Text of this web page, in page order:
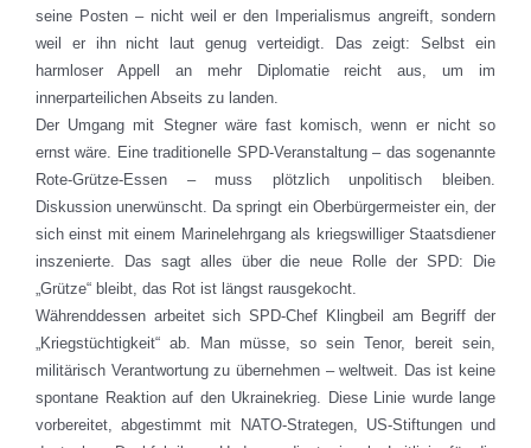
seine Posten – nicht weil er den Imperialismus angreift, sondern
weil er ihn nicht laut genug verteidigt. Das zeigt: Selbst ein
harmloser Appell an mehr Diplomatie reicht aus, um im
innerparteilichen Abseits zu landen.
Der Umgang mit Stegner wäre fast komisch, wenn er nicht so
ernst wäre. Eine traditionelle SPD-Veranstaltung – das sogenannte
Rote-Grütze-Essen – muss plötzlich unpolitisch bleiben.
Diskussion unerwünscht. Da springt ein Oberbürgermeister ein, der
sich einst mit einem Marinelehrgang als kriegswilliger Staatsdiener
inszenierte. Das sagt alles über die neue Rolle der SPD: Die
„Grütze“ bleibt, das Rot ist längst rausgekocht.
Währenddessen arbeitet sich SPD-Chef Klingbeil am Begriff der
„Kriegstüchtigkeit“ ab. Man müsse, so sein Tenor, bereit sein,
militärisch Verantwortung zu übernehmen – weltweit. Das ist keine
spontane Reaktion auf den Ukraine­krieg. Diese Linie wurde lange
vorbereitet, abgestimmt mit NATO-Strategen, US-Stiftungen und